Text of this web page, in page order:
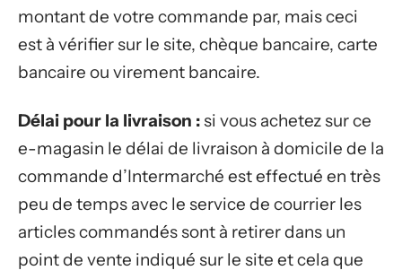
montant de votre commande par, mais ceci
est à vérifier sur le site, chèque bancaire, carte
bancaire ou virement bancaire.
Délai pour la livraison :si vous achetez sur ce
e-magasin le délai de livraison à domicile de la
commande d’Intermarché est effectué en très
peu de temps avec le service de courrier les
articles commandés sont à retirer dans un
point de vente indiqué sur le site et cela que